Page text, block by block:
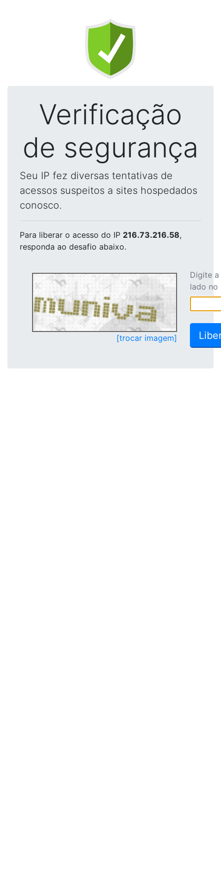
Verificação
de segurança
Seu IP fez diversas tentativas de
acessos suspeitos a sites hospedados
conosco.
Para liberar o acesso do IP 216.73.216.58,
responda ao desafio abaixo.
[trocar imagem]
Digite
lado no